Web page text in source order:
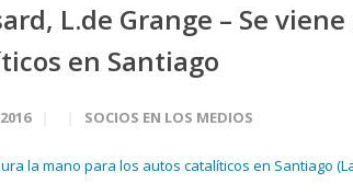
L.de Grange – Se
en Santiago
SOCIOS EN LOS MEDIOS
la mano para los autos catalíticos en Santiago